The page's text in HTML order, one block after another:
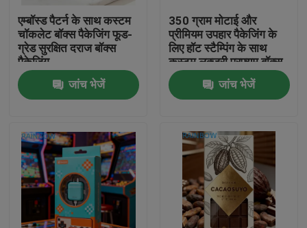
घर
उत्पाद
हमारे बारे में
एम्बॉस्ड पैटर्न के साथ कस्टम
चॉकलेट बॉक्स पैकेजिंग फूड-
ग्रेड सुरक्षित दराज बॉक्स
पैकेजिंग
जांच भेजें
350 ग्राम मोटाई और
प्रीमियम उपहार पैकेजिंग के
लिए हॉट स्टैम्पिंग के साथ
कस्टम लक्जरी परफ्यूम बॉक्स
जांच भेजें